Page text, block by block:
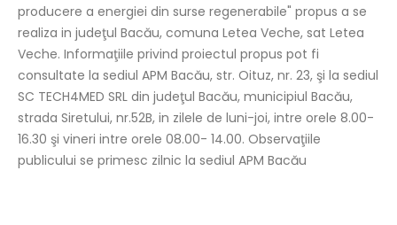
producere a energiei din surse regenerabile" propus a se
realiza in judeţul Bacău, comuna Letea Veche, sat Letea
Veche. Informaţiile privind proiectul propus pot fi
consultate la sediul APM Bacău, str. Oituz, nr. 23, şi la sediul
SC TECH4MED SRL din judeţul Bacău, municipiul Bacău,
strada Siretului, nr.52B, in zilele de luni-joi, intre orele 8.00-
16.30 şi vineri intre orele 08.00- 14.00. Observaţiile
publicului se primesc zilnic la sediul APM Bacău